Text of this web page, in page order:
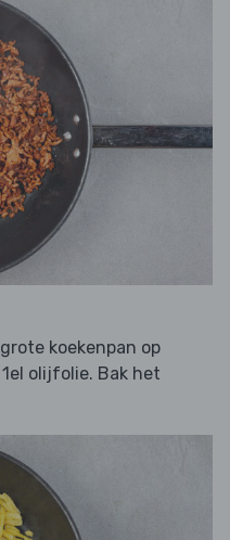
koekenpan op
olijfolie. Bak het